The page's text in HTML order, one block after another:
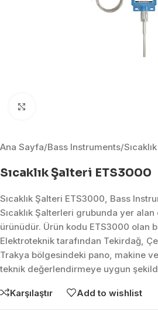
Ana Sayfa/Bass Instruments/
Sıcaklık Şalteri ETS3000
Sıcaklık Şalteri ETS3000, Bass
Sıcaklık Şalterleri grubunda yer
ürünüdür. Ürün kodu ETS3000 olan
Elektroteknik tarafından Tekirdağ,
Trakya bölgesindeki pano, makine
teknik değerlendirmeye uygun
Karşılaştır Add to wishlist